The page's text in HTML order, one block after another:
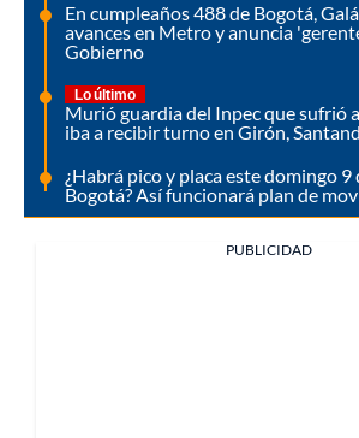
En cumpleaños 488 de Bogotá,
avances en Metro y anuncia
Gobierno
Lo último
Murió guardia del Inpec que sufrió
iba a recibir turno en Girón,
¿Habrá pico y placa este domingo 9
Bogotá? Así funcionará plan de
PUBLICIDAD